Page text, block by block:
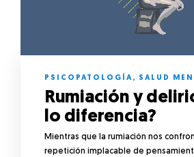
PSICOPATOLOGÍA, SALUD
Rumiación y
lo diferencia?
Mientras que la rumiación nos
repetición implacable de